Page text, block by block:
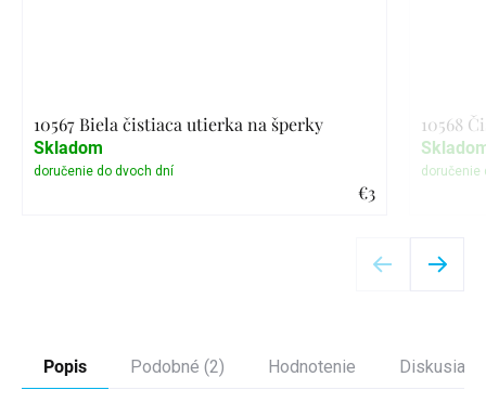
10567 Biela čistiaca utierka na šperky
€3
Skladom
10568
Popis Podobné (2) Hodnotenie Diskusia